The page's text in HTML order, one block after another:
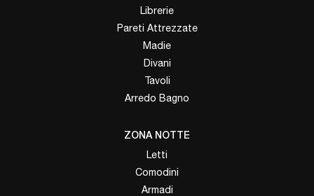
Librerie
Pareti Attrezzate
Madie
Divani
Tavoli
Arredo Bagno
ZONA NOTTE
Letti
Comodini
Armadi